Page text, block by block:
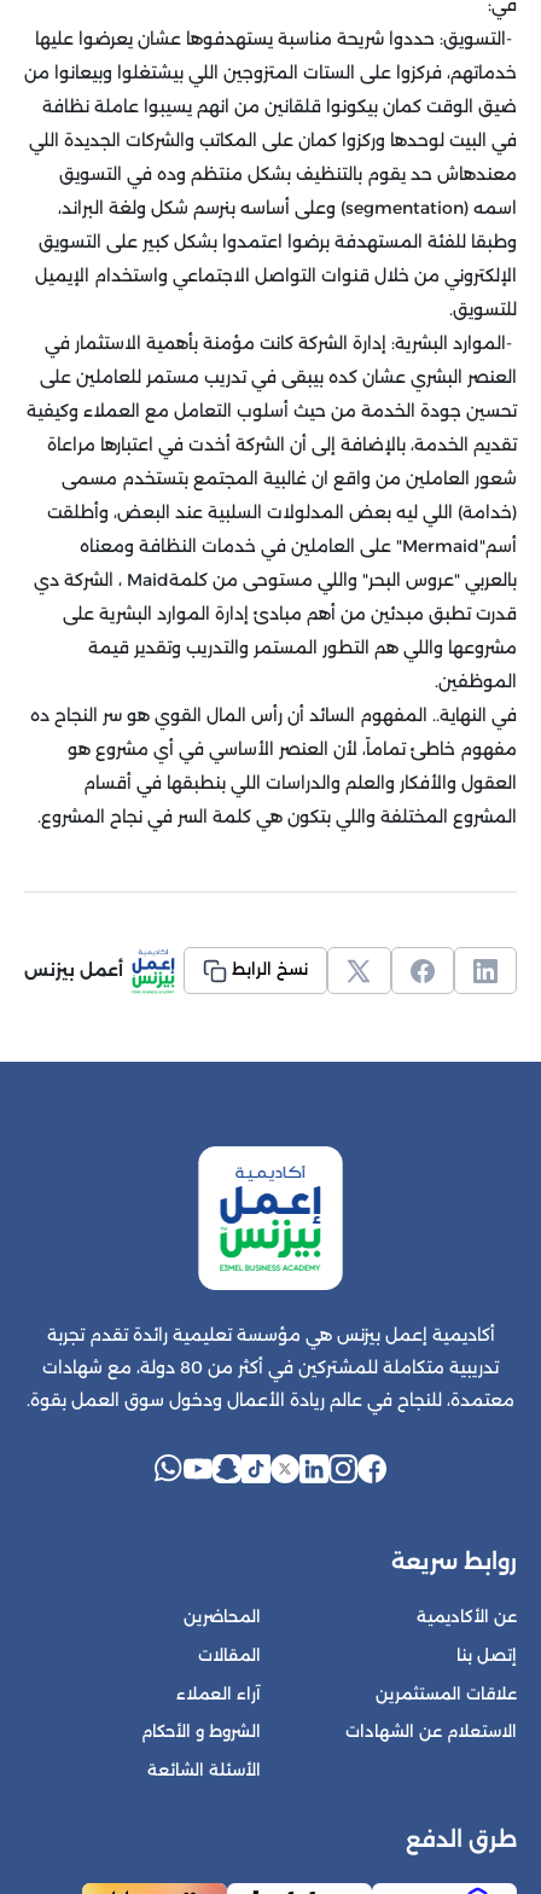
-التسويق: حددوا شريحة مناسبة يستهدفوها عشان يعرضوا عليها
خدماتهم، فركزوا على الستات المتزوجين اللي بيشتغلوا وبيعانوا من
ضيق الوقت كمان بيكونوا قلقانين من انهم يسيبوا عاملة نظافة
في البيت لوحدها وركزوا كمان على المكاتب والشركات الجديدة اللي
معندهاش حد يقوم بالتنظيف بشكل منتظم وده في التسويق
اسمه (segmentation) وعلى أساسه بنرسم شكل ولغة البراند،
وطبقا للفئة المستهدفة برضوا اعتمدوا بشكل كبير على التسويق
الإلكتروني من خلال قنوات التواصل الاجتماعي واستخدام الإيميل
للتسويق.
-الموارد البشرية: إدارة الشركة كانت مؤمنة بأهمية الاستثمار في
العنصر البشري عشان كده بيبقى في تدريب مستمر للعاملين على
تحسين جودة الخدمة من حيث أسلوب التعامل مع العملاء وكيفية
تقديم الخدمة، بالإضافة إلى أن الشركة أخدت في اعتبارها مراعاة
شعور العاملين من واقع ان غالبية المجتمع بتستخدم مسمى
(خدامة) اللي ليه بعض المدلولات السلبية عند البعض، وأطلقت
أسم"Mermaid" على العاملين في خدمات النظافة ومعناه
بالعربي "عروس البحر" واللي مستوحى من كلمةMaid ، الشركة دي
قدرت تطبق مبدئين من أهم مبادئ إدارة الموارد البشرية على
مشروعها واللي هم التطور المستمر والتدريب وتقدير قيمة
الموظفين.
في النهاية.. المفهوم السائد أن رأس المال القوي هو سر النجاح ده
مفهوم خاطئ تماماً، لأن العنصر الأساسي في أي مشروع هو
العقول والأفكار والعلم والدراسات اللي بنطبقها في أقسام
المشروع المختلفة واللي بتكون هي كلمة السر في نجاح المشروع.
نسخ الرابط أعمل بيزنس
أكاديمية إعمل بيزنس هي مؤسسة تعليمية رائدة تقدم تجربة
تدريبية متكاملة للمشتركين في أكثر من 80 دولة، مع شهادات
معتمدة، للنجاح في عالم ريادة الأعمال ودخول سوق العمل بقوة.
روابط سريعة
عن الأكاديمية
إتصل بنا
علاقات المستثمرين
الاستعلام عن الشهادات
المحاضرين
المقالات
آراء العملاء
الشروط و الأحكام
الأسئلة الشائعة
طرق الدفع